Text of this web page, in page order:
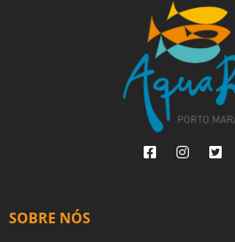
SOBRE NÓS